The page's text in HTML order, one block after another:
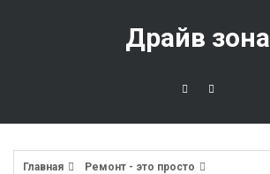
Драйв зона
Главная
Ремонт - это просто